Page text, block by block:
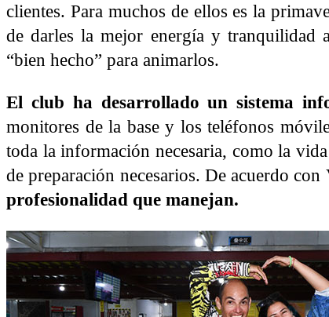
clientes. Para muchos de ellos es la
de darles la mejor energía y tranquilidad
“bien hecho” para animarlos.
El club ha desarrollado un sistema
monitores de la base y los teléfonos
toda la información necesaria, como la
de preparación necesarios. De acuerdo con
profesionalidad que manejan.